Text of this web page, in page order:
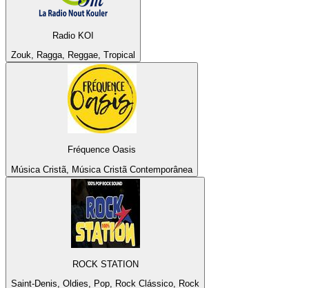
Radio KOI
Zouk, Ragga, Reggae, Tropical
Fréquence Oasis
Música Cristã, Música Cristã Contemporânea
ROCK STATION
Saint-Denis, Oldies, Pop, Rock Clássico, Rock